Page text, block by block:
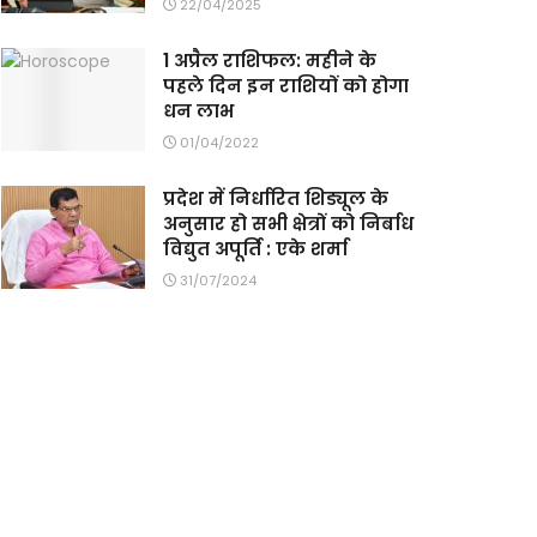
22/04/2025
1 अप्रैल राशिफल: महीने के
पहले दिन इन राशियों को होगा
धन लाभ
01/04/2022
प्रदेश में निर्धारित शिड्यूल के
अनुसार हो सभी क्षेत्रों को निर्बाध
विद्युत अपूर्ति : एके शर्मा
31/07/2024